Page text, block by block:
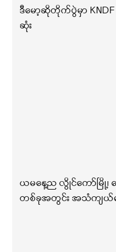
ဒီမော့ဆိုတိုက်ပွဲမှာ
ဆုံး
ယမနေ့ည လွိုင်ကော်မြို့၊
တစ်ခုအတွင်း အသံကျယ်